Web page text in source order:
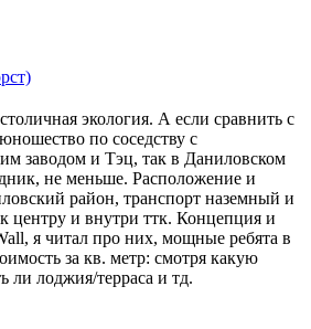
экология. А если сравнить с
по соседству с
заводом и Тэц, так в Даниловском
не меньше. Расположение и
район, транспорт наземный и
центру и внутри ттк. Концепция и
я читал про них, мощные ребята в
за кв. метр: смотря какую
ли лоджия/терраса и тд.